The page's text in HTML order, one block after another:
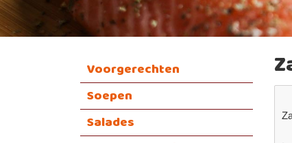
Voorgerechten
Soepen
Salades